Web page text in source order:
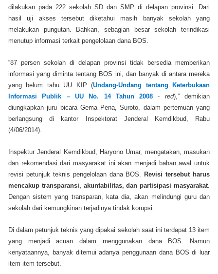
dilakukan pada 222 sekolah SD dan SMP di delapan provinsi. Dari
hasil uji akses tersebut diketahui masih banyak sekolah yang
melakukan pungutan. Bahkan, sebagian besar sekolah terindikasi
menutup informasi terkait pengelolaan dana BOS.
“87 persen sekolah di delapan provinsi tidak bersedia memberikan
informasi yang diminta tentang BOS ini, dan banyak di antara mereka
yang belum tahu UU KIP
(Undang-Undang tentang Keterbukaan
Informasi Publik – UU No. 14 Tahun 2008 - red),” demikian
diungkapkan juru bicara Gema Pena, Suroto, dalam pertemuan yang
berlangsung di kantor Inspektorat Jenderal Kemdikbud, Rabu
(4/06/2014).
Inspektur Jenderal Kemdikbud, Haryono Umar, mengatakan, masukan
dan rekomendasi dari masyarakat ini akan menjadi bahan awal untuk
revisi petunjuk teknis pengelolaan dana BOS.Revisi tersebut harus
mencakup transparansi, akuntabilitas, dan partisipasi masyarakat
Dengan sistem yang transparan, kata dia, akan melindungi guru dan
sekolah dari kemungkinan terjadinya tindak korupsi.
Di dalam petunjuk teknis yang dipakai sekolah saat ini terdapat 13 item
yang menjadi acuan dalam menggunakan dana BOS. Namun
kenyataannya, banyak ditemui adanya penggunaan dana BOS di luar
item-item tersebut.